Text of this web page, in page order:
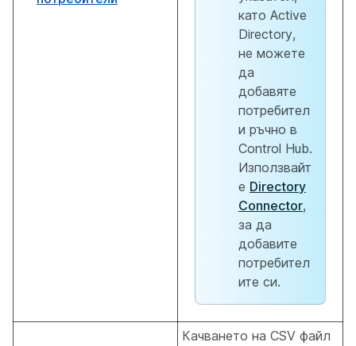
като Active
Directory,
не можете
да
добавяте
потребител
и ръчно в
Control Hub.
Използвайт
е Directory
Connector,
за да
добавите
потребител
ите си.
Качването на CSV файл